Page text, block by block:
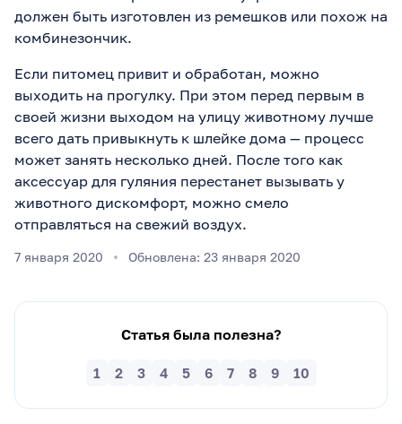
должен быть изготовлен из ремешков или похож на
комбинезончик.
Если питомец привит и обработан, можно
выходить на прогулку. При этом перед первым в
своей жизни выходом на улицу животному лучше
всего дать привыкнуть к шлейке дома — процесс
может занять несколько дней. После того как
аксессуар для гуляния перестанет вызывать у
животного дискомфорт, можно смело
отправляться на свежий воздух.
7 января 2020 Обновлена: 23 января 2020
Статья была полезна?
10
9
8
7
6
5
4
3
2
1